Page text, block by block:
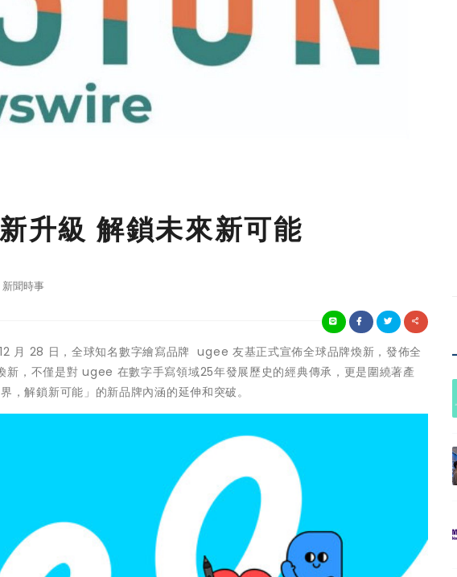
升級 解鎖未來新可能
新聞時事
月 28 日，全球知名數字繪寫品牌 ugee 友基正式宣佈全球品牌煥新，發佈全
，不僅是對 ugee 在數字手寫領域25年發展歷史的經典傳承，更是圍繞著產
，解鎖新可能」的新品牌內涵的延伸和突破。